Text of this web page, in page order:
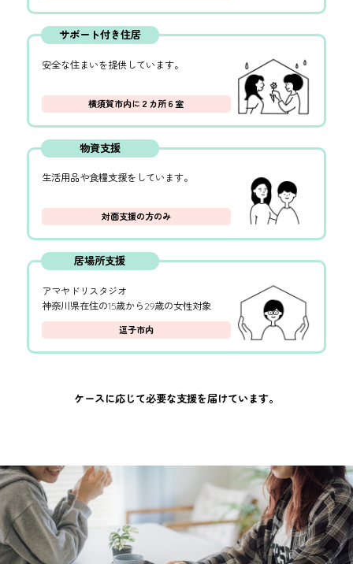
サポート付き住居
安全な住まいを提供しています。
横須賀市内に２カ所６室
物資支援
生活用品や食糧支援をしています。
対面支援の方のみ
居場所支援
アマヤドリスタジオ
神奈川県在住の15歳から29歳の女性対象
逗子市内
ケースに応じて必要な支援を届けています。